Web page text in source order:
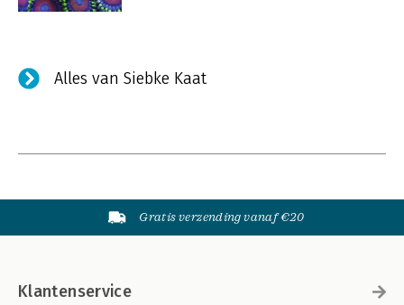
Alles van Siebke Kaat
Gratis verzending vanaf €20
Klantenservice